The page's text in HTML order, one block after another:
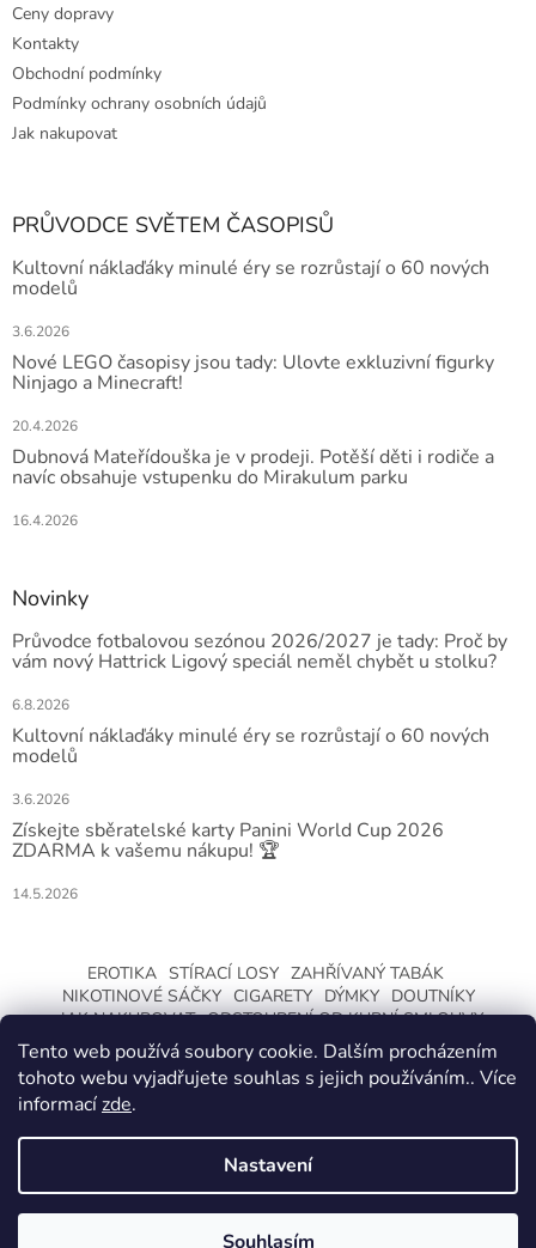
Tento web používá soubory cookie. Dalším procházením
tohoto webu vyjadřujete souhlas s jejich používáním.. Více
informacízde.
Nastavení
Souhlasím
Ceny dopravy
Kontakty
Obchodní podmínky
Podmínky ochrany osobních údajů
Jak nakupovat
PRŮVODCE SVĚTEM ČASOPISŮ
Kultovní náklaďáky minulé éry se rozrůstají o 60 nových
modelů
3.6.2026
Nové LEGO časopisy jsou tady: Ulovte exkluzivní figurky
Ninjago a Minecraft!
20.4.2026
Dubnová Mateřídouška je v prodeji. Potěší děti i rodiče a
navíc obsahuje vstupenku do Mirakulum parku
16.4.2026
Novinky
Průvodce fotbalovou sezónou 2026/2027 je tady: Proč by
vám nový Hattrick Ligový speciál neměl chybět u stolku?
6.8.2026
Kultovní náklaďáky minulé éry se rozrůstají o 60 nových
modelů
3.6.2026
Získejte sběratelské karty Panini World Cup 2026
ZDARMA k vašemu nákupu! 🏆
14.5.2026
EROTIKA STÍRACÍ LOSY ZAHŘÍVANÝ TABÁK
NIKOTINOVÉ SÁČKY CIGARETY DÝMKY
DOUTNÍKY
JAK NAKUPOVAT ODSTOUPENÍ OD KUPNÍ SMLOUVY
Vytvořil Shoptet
CeskaTrafika.com. Všechna práva vyhrazena.